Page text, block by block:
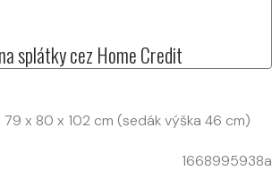
splátky cez Home Credit
102 cm (sedák výška 46 cm)
1668995938a